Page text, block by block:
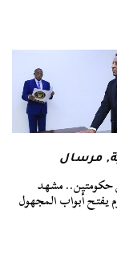
,مرسال
حكومتين.. مشهد
يفتح أبواب المجهول